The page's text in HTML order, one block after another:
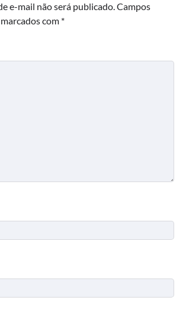
e-mail não será publicado.Campos
com *